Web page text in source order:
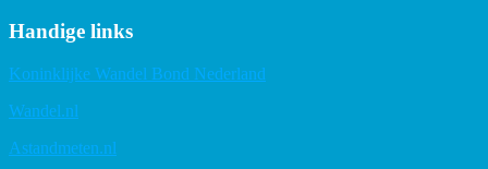
Handige links
Koninklijke Wandel Bond Nederland
Wandel.nl
Astandmeten.nl